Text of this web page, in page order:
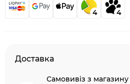
4 4
Доставка
Самовивіз з магазину